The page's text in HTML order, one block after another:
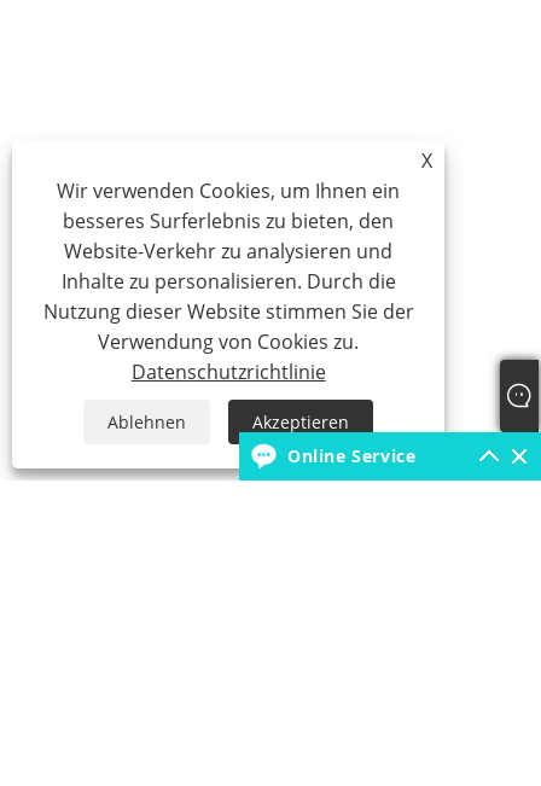
X
Wir verwenden Cookies, um Ihnen ein
besseres Surferlebnis zu bieten, den
Website-Verkehr zu analysieren und
Inhalte zu personalisieren. Durch die
Nutzung dieser Website stimmen Sie der
Verwendung von Cookies zu.
Datenschutzrichtlinie
Ablehnen
Akzeptieren
Online Service